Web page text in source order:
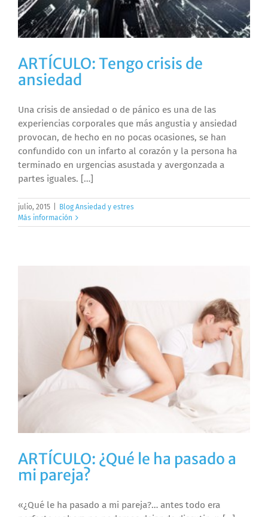
ARTÍCULO: Tengo crisis de
ansiedad
Una crisis de ansiedad o de pánico es una de las
experiencias corporales que más angustia y ansiedad
provocan, de hecho en no pocas ocasiones, se han
confundido con un infarto al corazón y la persona ha
terminado en urgencias asustada y avergonzada a
partes iguales. […]
julio, 2015
Blog Ansiedad y estres
Más información
ARTÍCULO: ¿Qué le ha pasado a
mi pareja?
«¿Qué le ha pasado a mi pareja?… antes todo era